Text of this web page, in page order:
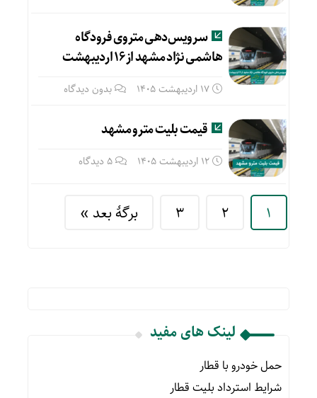
سرویس‌دهی متروی فرودگاه
هاشمی نژاد مشهد از ۱۶ اردیبهشت
17 اردیبهشت 1405 بدون دیدگاه
قیمت بلیت مترو مشهد
12 اردیبهشت 1405 5 دیدگاه
1
2
3 برگهٔ بعد »
لینک های مفید
حمل خودرو با قطار
شرایط استرداد بلیت قطار